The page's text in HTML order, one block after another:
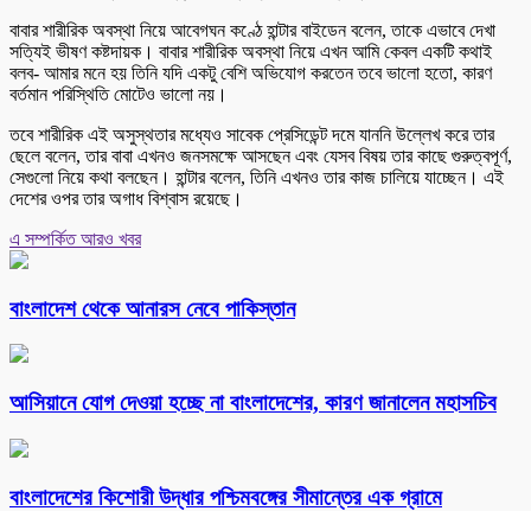
বাবার শারীরিক অবস্থা নিয়ে আবেগঘন কণ্ঠে হান্টার বাইডেন বলেন, তাকে এভাবে দেখা
সত্যিই ভীষণ কষ্টদায়ক। বাবার শারীরিক অবস্থা নিয়ে এখন আমি কেবল একটি কথাই
বলব- আমার মনে হয় তিনি যদি একটু বেশি অভিযোগ করতেন তবে ভালো হতো, কারণ
বর্তমান পরিস্থিতি মোটেও ভালো নয়।
তবে শারীরিক এই অসুস্থতার মধ্যেও সাবেক প্রেসিডেন্ট দমে যাননি উল্লেখ করে তার
ছেলে বলেন, তার বাবা এখনও জনসমক্ষে আসছেন এবং যেসব বিষয় তার কাছে গুরুত্বপূর্ণ,
সেগুলো নিয়ে কথা বলছেন। হান্টার বলেন, তিনি এখনও তার কাজ চালিয়ে যাচ্ছেন। এই
দেশের ওপর তার অগাধ বিশ্বাস রয়েছে।
এ সম্পর্কিত আরও খবর
বাংলাদেশ থেকে আনারস নেবে পাকিস্তান
আসিয়ানে যোগ দেওয়া হচ্ছে না বাংলাদেশের, কারণ জানালেন মহাসচিব
বাংলাদেশের কিশোরী উদ্ধার পশ্চিমবঙ্গের সীমান্তের এক গ্রামে